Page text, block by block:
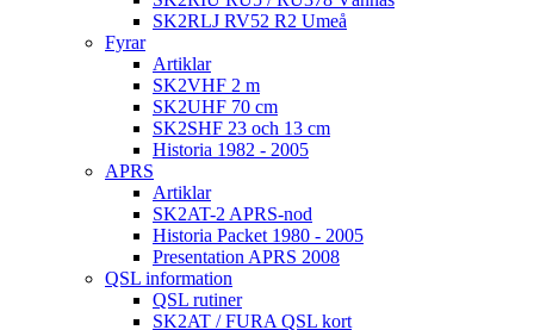
SK2RLJ RV52 R2 Umeå
Fyrar
Artiklar
SK2VHF 2 m
SK2UHF 70 cm
SK2SHF 23 och 13 cm
Historia 1982 - 2005
APRS
Artiklar
SK2AT-2 APRS-nod
Historia Packet 1980 - 2005
Presentation APRS 2008
QSL information
QSL rutiner
SK2AT / FURA QSL kort